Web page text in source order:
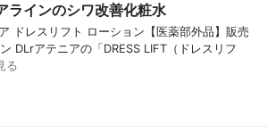
ラインのシワ改善化粧水
ドレスリフト ローション【医薬部外品】販売
DLrアテニアの「DRESS LIFT（ドレスリフ
る